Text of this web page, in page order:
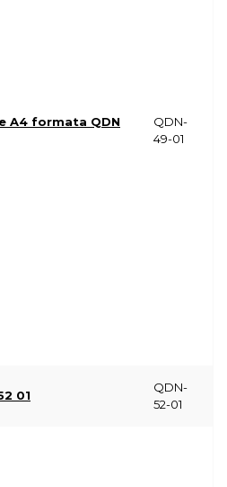
A4 formata QDN
QDN-
49-01
01
QDN-
52-01